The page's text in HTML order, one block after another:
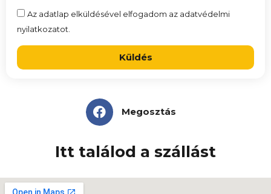
Az adatlap elküldésével elfogadom az adatvédelmi
nyilatkozatot.
Küldés
Megosztás
Itt találod a szállást